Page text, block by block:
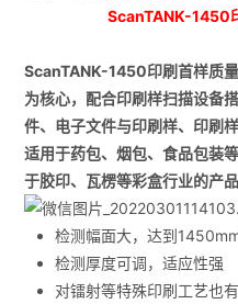
ScanTANK-1450
ScanTANK-1450印刷首样质
为核心，配合印刷样扫描设备
件、电子文件与印刷样、印刷
适用于药包、烟包、食品包装
于胶印、瓦楞等彩盒行业的产品
检测幅面大，达到
检测厚度可调，适应性强
对镭射等特殊印刷工艺也